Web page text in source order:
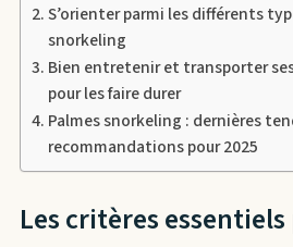
S’orienter parmi les différents
snorkeling
Bien entretenir et transporter
pour les faire durer
Palmes snorkeling : dernières
recommandations pour 2025
Les critères